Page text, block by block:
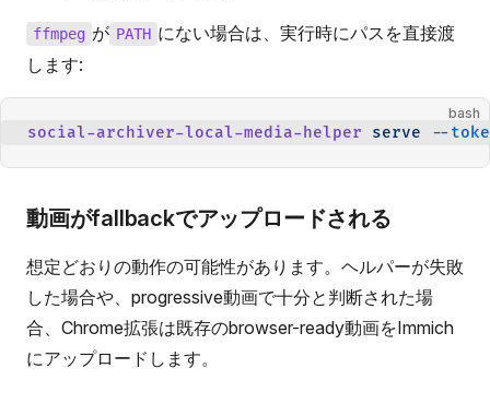
ffmpeg が PATH にない場合は、実行時にパスを直接渡
します:
bash
social-archiver-local-media-helper serve --
動画がfallbackでアップロードされる
想定どおりの動作の可能性があります。ヘルパーが失敗
した場合や、progressive動画で十分と判断された場
合、Chrome拡張は既存のbrowser-ready動画をImmich
にアップロードします。